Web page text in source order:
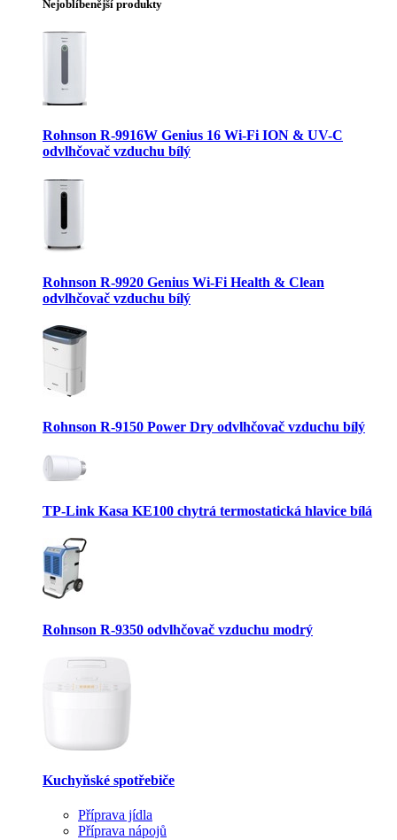
Nejoblíbenější produkty
Rohnson R-9916W Genius 16 Wi-Fi ION & UV-C
odvlhčovač vzduchu bílý
Rohnson R-9920 Genius Wi-Fi Health & Clean
odvlhčovač vzduchu bílý
Rohnson R-9150 Power Dry odvlhčovač vzduchu bílý
TP-Link Kasa KE100 chytrá termostatická hlavice bílá
Rohnson R-9350 odvlhčovač vzduchu modrý
Kuchyňské spotřebiče
Příprava jídla
Příprava nápojů